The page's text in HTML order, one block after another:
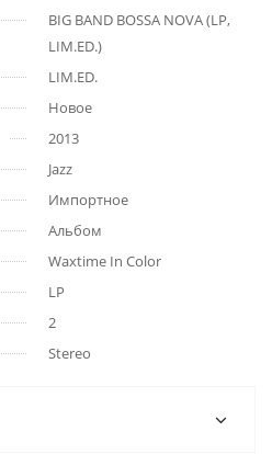
BIG BAND BOSSA NOVA (LP,
LIM.ED.)
LIM.ED.
Новое
2013
Jazz
Импортное
Альбом
Waxtime In Color
LP
2
Stereo